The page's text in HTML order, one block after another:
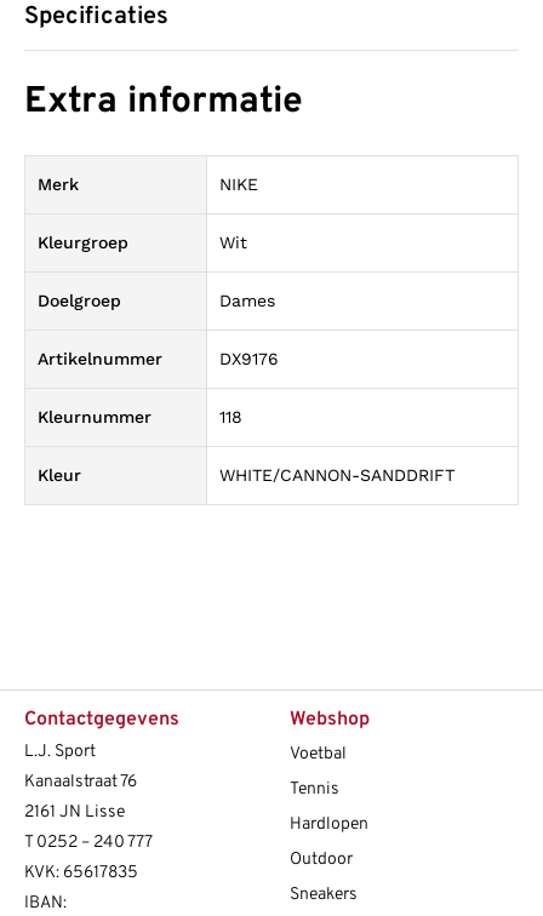
Specificaties
Extra informatie
Merk NIKE
Kleurgroep Wit
Doelgroep Dames
Artikelnummer DX9176
Kleurnummer 118
Kleur WHITE/CANNON-SANDDRIFT
Contactgegevens
L.J. Sport
Kanaalstraat 76
2161 JN Lisse
T 0252 – 240 777
KVK: 65617835
IBAN:
Webshop
Voetbal
Tennis
Hardlopen
Outdoor
Sneakers